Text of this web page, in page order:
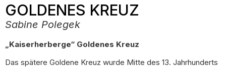
GOLDENES KREUZ
Sabine Polegek
„Kaiserherberge“ Goldenes Kreuz
Das spätere Goldene Kreuz wurde Mitte des 13. Jahrhunderts